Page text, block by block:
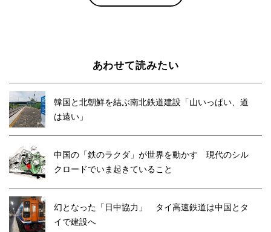
あわせて読みたい
韓国と北朝鮮を結ぶ南北鉄道建設「山いっぱい、道
は遠い」
中国の「鉄のラクダ」が世界を動かす 現代のシル
クロードでいま起きていること
幻となった「日中協力」 タイ高速鉄道は中国とタ
イで建設へ